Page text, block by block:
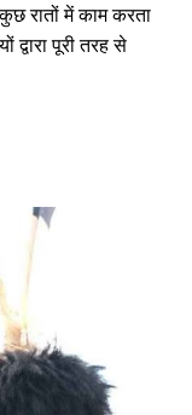
रातों में काम करता
द्वारा पूरी तरह से